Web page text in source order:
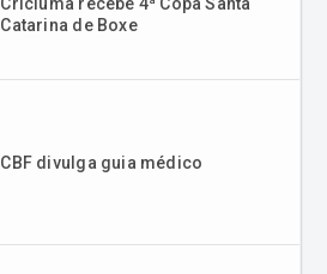
Catarina de Boxe
CBF divulga guia médico